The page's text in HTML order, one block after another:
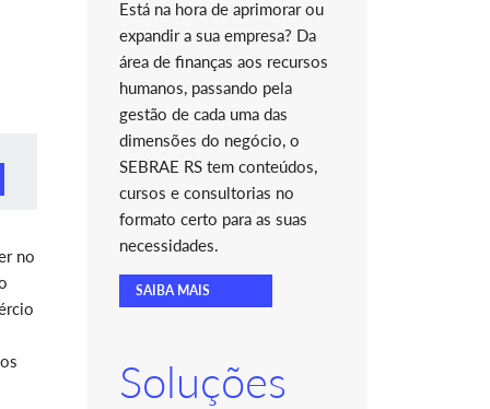
no
Está na hora de aprimorar ou
expandir a sua empresa? Da
área de finanças aos recursos
humanos, passando pela
gestão de cada uma das
dimensões do negócio, o
SEBRAE RS tem conteúdos,
cursos e consultorias no
formato certo para as suas
necessidades.
SAIBA MAIS
Soluções